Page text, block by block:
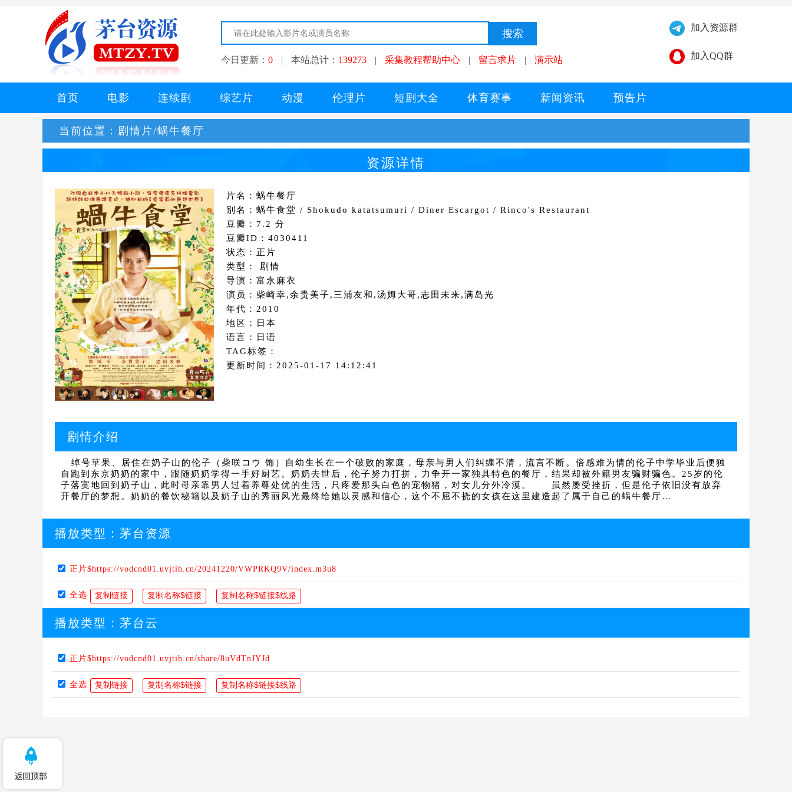
今日更新： 0 | 本站总计： 139273 | 采集教程帮助中心 | 留言求片 | 演示站
加入资源群
加入QQ群
首页 电影 连续剧 综艺片 动漫 伦理片 短剧大全 体育赛事 新闻资讯 预告片
当前位置： 剧情片/蜗牛餐厅
资源详情
片名：蜗牛餐厅
别名：蜗牛食堂 / Shokudo katatsumuri / Diner Escargot / Rinco's Restaurant
豆瓣：7.2 分
豆瓣ID：4030411
状态：正片
类型： 剧情
导演：富永麻衣
演员：柴崎幸,余贵美子,三浦友和,汤姆大哥,志田未来,满岛光
年代：2010
地区：日本
语言：日语
TAG标签：
更新时间：2025-01-17 14:12:41
剧情介绍
绰号苹果、居住在奶子山的伦子（柴咲コウ 饰）自幼生长在一个破败的家庭，母亲与男人们纠缠不清，流言不断。倍感难为情的伦子中学毕业后便独
自跑到东京奶奶的家中，跟随奶奶学得一手好厨艺。奶奶去世后，伦子努力打拼，力争开一家独具特色的餐厅，结果却被外籍男友骗财骗色。25岁的伦
子落寞地回到奶子山，此时母亲靠男人过着养尊处优的生活，只疼爱那头白色的宠物猪，对女儿分外冷漠。 虽然屡受挫折，但是伦子依旧没有放弃
开餐厅的梦想。奶奶的餐饮秘籍以及奶子山的秀丽风光最终给她以灵感和信心，这个不屈不挠的女孩在这里建造起了属于自己的蜗牛餐厅…
播放类型： 茅台资源
正片$https://vodcnd01.uvjtih.cn/20241220/VWPRKQ9V/index.m3u8
全选
播放类型： 茅台云
正片$https://vodcnd01.uvjtih.cn/share/8uVdTnJYJd
全选